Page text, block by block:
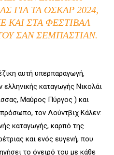
ΓΙΑ ΤΑ ΌΣΚΑΡ 2024,
ΣΤΑ ΦΕΣΤΙΒΆΛ
ΣΑΝ ΣΕΜΠΑΣΤΙΆΝ.
αυτή υπερπαραγωγή,
ελληνικής καταγωγής Νικολάι
Μαύρος Πύργος ) και
τον Λούντβιχ Κάλεν:
καταγωγής, καρπό της
και ενός ευγενή, που
το όνειρό του με κάθε